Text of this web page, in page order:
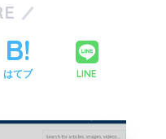
はてブ LINE